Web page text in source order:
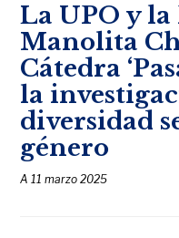
La UPO y
Manolita
Cátedra
la
diversidad
género
A11 marzo 2025